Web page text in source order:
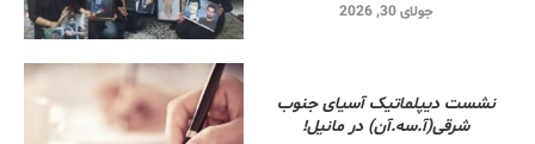
جولای 30, 2026
نشست دیپلماتیک آسیای جنوب
شرقی‌(آ.سه.آن) در مانیل!